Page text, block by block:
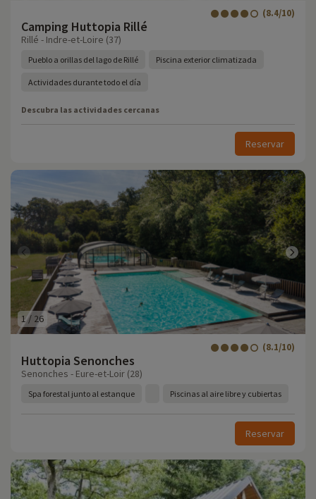
Camping Huttopia Rillé
(8.4/10)
Rillé - Indre-et-Loire (37)
Pueblo a orillas del lago de Rillé Piscina exterior climatizada
Actividades durante todo el día
Descubra las actividades cercanas
Reservar
1/ 26
Huttopia Senonches
(8.1/10)
Senonches - Eure-et-Loir (28)
Spa forestal junto al estanque Piscinas al aire libre y cubiertas
Reservar